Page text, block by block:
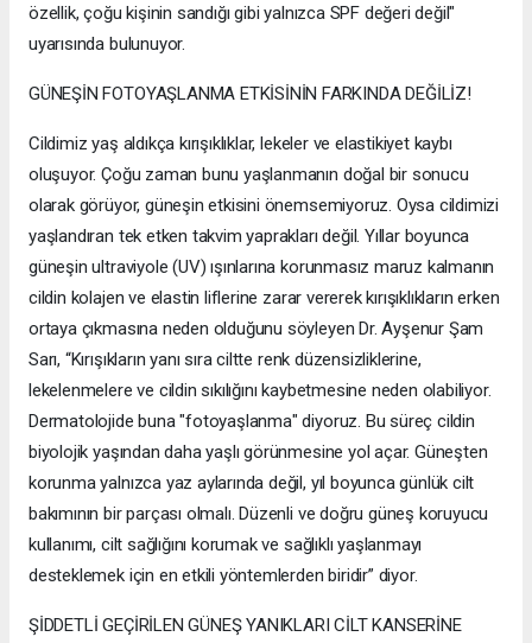
özellik, çoğu kişinin sandığı gibi yalnızca SPF değeri değil"
uyarısında bulunuyor.
GÜNEŞİN FOTOYAŞLANMA ETKİSİNİN FARKINDA DEĞİLİZ!
Cildimiz yaş aldıkça kırışıklıklar, lekeler ve elastikiyet kaybı
oluşuyor. Çoğu zaman bunu yaşlanmanın doğal bir sonucu
olarak görüyor, güneşin etkisini önemsemiyoruz. Oysa cildimizi
yaşlandıran tek etken takvim yaprakları değil. Yıllar boyunca
güneşin ultraviyole (UV) ışınlarına korunmasız maruz kalmanın
cildin kolajen ve elastin liflerine zarar vererek kırışıklıkların erken
ortaya çıkmasına neden olduğunu söyleyen Dr. Ayşenur Şam
Sarı, “Kırışıkların yanı sıra ciltte renk düzensizliklerine,
lekelenmelere ve cildin sıkılığını kaybetmesine neden olabiliyor.
Dermatolojide buna "fotoyaşlanma" diyoruz. Bu süreç cildin
biyolojik yaşından daha yaşlı görünmesine yol açar. Güneşten
korunma yalnızca yaz aylarında değil, yıl boyunca günlük cilt
bakımının bir parçası olmalı. Düzenli ve doğru güneş koruyucu
kullanımı, cilt sağlığını korumak ve sağlıklı yaşlanmayı
desteklemek için en etkili yöntemlerden biridir” diyor.
ŞİDDETLİ GEÇİRİLEN GÜNEŞ YANIKLARI CİLT KANSERİNE